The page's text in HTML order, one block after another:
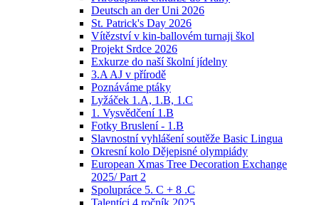
Deutsch an der Uni 2026
St. Patrick's Day 2026
Vítězství v kin-ballovém turnaji škol
Projekt Srdce 2026
Exkurze do naší školní jídelny
3.A AJ v přírodě
Poznáváme ptáky
Lyžáček 1.A, 1.B, 1.C
1. Vysvědčení 1.B
Fotky Bruslení - 1.B
Slavnostní vyhlášení soutěže Basic Lingua
Okresní kolo Dějepisné olympiády
European Xmas Tree Decoration Exchange
2025/ Part 2
Spolupráce 5. C + 8 .C